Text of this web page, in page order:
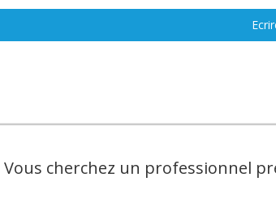
Vous cherchez un professionnel